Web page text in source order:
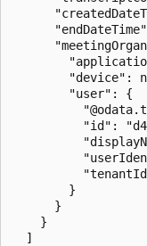
"device":
        "user": {
"id":
        }
      }
    }
  ]